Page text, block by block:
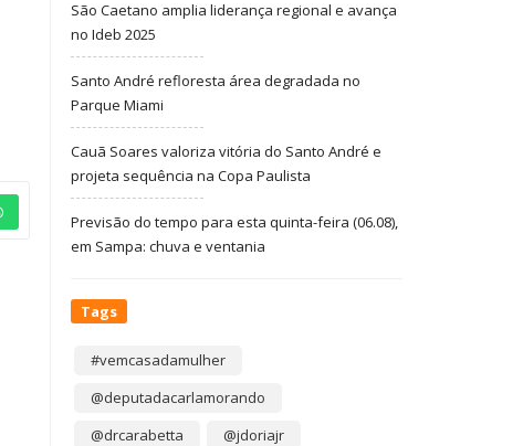
São Caetano amplia liderança regional e avança
no Ideb 2025
Santo André refloresta área degradada no
Parque Miami
Cauã Soares valoriza vitória do Santo André e
projeta sequência na Copa Paulista
Previsão do tempo para esta quinta-feira (06.08),
em Sampa: chuva e ventania
Tags
#vemcasadamulher
@deputadacarlamorando
@drcarabetta
@jdoriajr